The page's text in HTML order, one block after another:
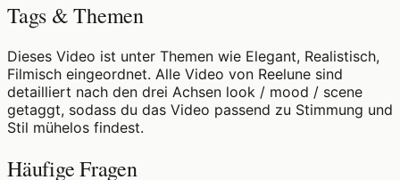
Tags & Themen
Dieses Video ist unter Themen wie Elegant, Realistisch,
Filmisch eingeordnet. Alle Video von Reelune sind
detailliert nach den drei Achsen look / mood / scene
getaggt, sodass du das Video passend zu Stimmung und
Stil mühelos findest.
Häufige Fragen